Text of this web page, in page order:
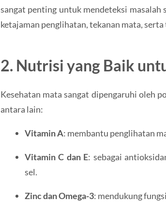
sangat penting untuk mendeteksi
ketajaman penglihatan, tekanan mata,
2. Nutrisi yang Baik
Kesehatan mata sangat dipengaruhi oleh
antara lain:
Vitamin A: membantu penglihatan
Vitamin C dan E: sebagai
sel.
Zinc dan Omega-3: mendukung